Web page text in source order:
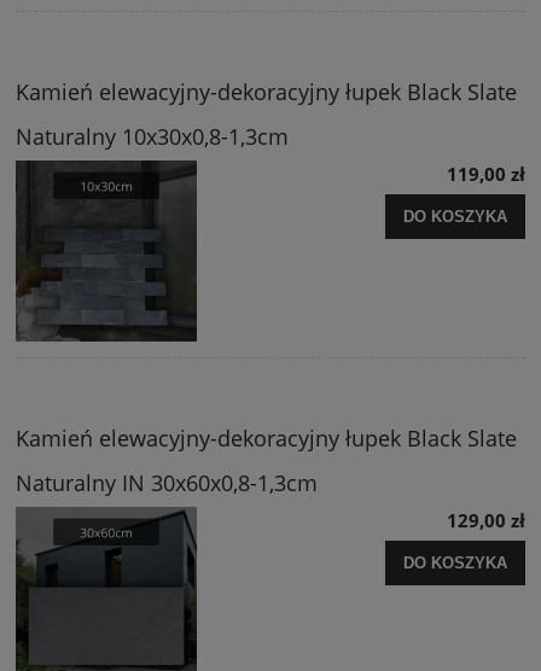
Kamień elewacyjny-dekoracyjny łupek Black Slate
Naturalny 10x30x0,8-1,3cm
119,00 zł
DO KOSZYKA
Kamień elewacyjny-dekoracyjny łupek Black Slate
Naturalny IN 30x60x0,8-1,3cm
129,00 zł
DO KOSZYKA